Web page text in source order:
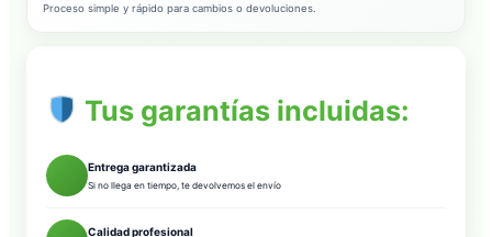
Proceso simple y rápido para cambios o devoluciones.
Tus garantías incluidas:
Entrega garantizada
Si no llega en tiempo, te devolvemos el envío
Calidad profesional